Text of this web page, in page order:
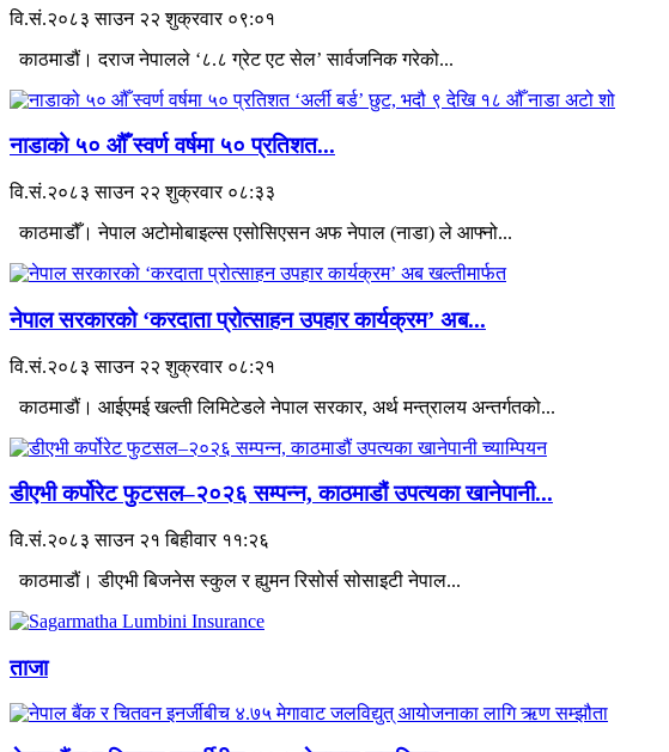
वि.सं.२०८३ साउन २२ शुक्रवार ०९:०१
काठमाडौं। दराज नेपालले ‘८.८ ग्रेट एट सेल’ सार्वजनिक गरेको...
नाडाको ५० औँ स्वर्ण वर्षमा ५० प्रतिशत...
वि.सं.२०८३ साउन २२ शुक्रवार ०८:३३
काठमाडौँ। नेपाल अटोमोबाइल्स एसोसिएसन अफ नेपाल (नाडा) ले आफ्नो...
नेपाल सरकारको ‘करदाता प्रोत्साहन उपहार कार्यक्रम’ अब...
वि.सं.२०८३ साउन २२ शुक्रवार ०८:२१
काठमाडौं। आईएमई खल्ती लिमिटेडले नेपाल सरकार, अर्थ मन्त्रालय अन्तर्गतको...
डीएभी कर्पोरेट फुटसल–२०२६ सम्पन्न, काठमाडौं उपत्यका खानेपानी...
वि.सं.२०८३ साउन २१ बिहीवार ११:२६
काठमाडौं। डीएभी बिजनेस स्कुल र ह्युमन रिसोर्स सोसाइटी नेपाल...
ताजा